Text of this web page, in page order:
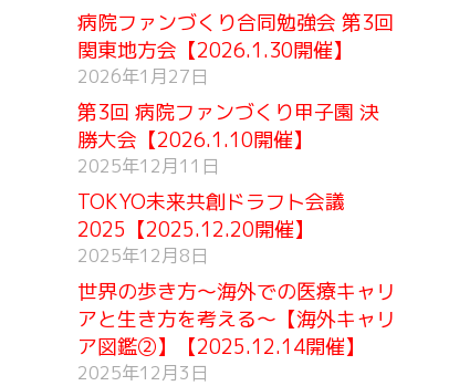
病院ファンづくり合同勉強会 第3回
関東地方会【2026.1.30開催】
2026年1月27日
第3回 病院ファンづくり甲子園 決
勝大会【2026.1.10開催】
2025年12月11日
TOKYO未来共創ドラフト会議
2025【2025.12.20開催】
2025年12月8日
世界の歩き方〜海外での医療キャリ
アと生き方を考える〜【海外キャリ
ア図鑑②】【2025.12.14開催】
2025年12月3日